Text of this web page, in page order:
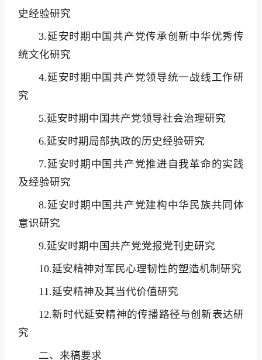
史经验研究
3.延安时期中国共产党传承创新中华优秀传
统文化研究
4.延安时期中国共产党领导统一战线工作研
究
5.延安时期中国共产党领导社会治理研究
6.延安时期局部执政的历史经验研究
7.延安时期中国共产党推进自我革命的实践
及经验研究
8.延安时期中国共产党建构中华民族共同体
意识研究
9.延安时期中国共产党党报党刊史研究
10.延安精神对军民心理韧性的塑造机制研究
11.延安精神及其当代价值研究
12.新时代延安精神的传播路径与创新表达研
究
二、来稿要求